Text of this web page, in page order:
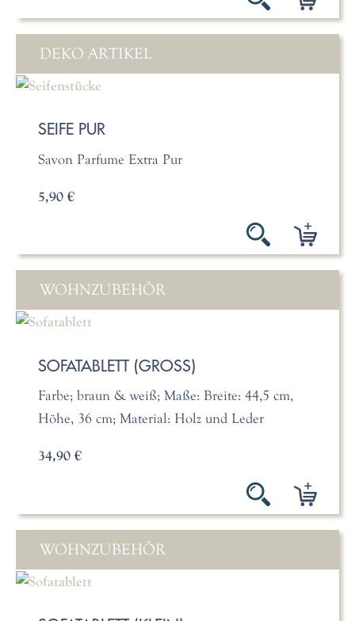
DEKO ARTIKEL
SEIFE PUR
Savon Parfume Extra Pur
5,90 €
WOHNZUBEHÖR
SOFATABLETT (GROSS)
Farbe; braun & weiß; Maße: Breite: 44,5 cm,
Höhe, 36 cm; Material: Holz und Leder
34,90 €
WOHNZUBEHÖR